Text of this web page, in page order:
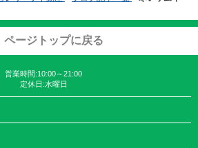
ページトップに戻る
営業時間:10:00～21:00
定休日:水曜日